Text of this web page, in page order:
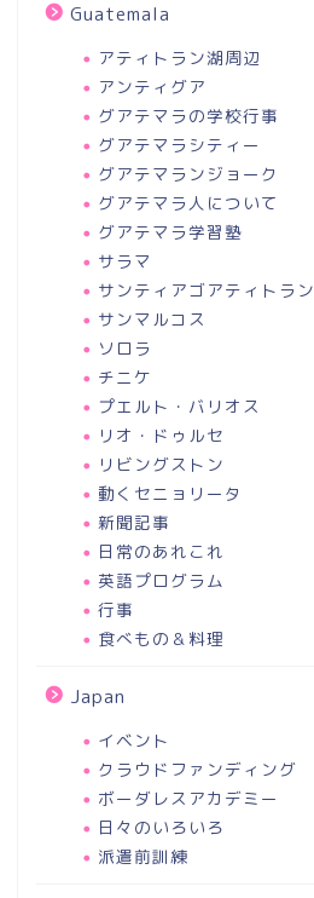
Guatemala
アティトラン湖周辺
アンティグア
グアテマラの学校行事
グアテマラシティー
グアテマランジョーク
グアテマラ人について
グアテマラ学習塾
サラマ
サンティアゴアティトラン
サンマルコス
ソロラ
チニケ
プエルト・バリオス
リオ・ドゥルセ
リビングストン
動くセニョリータ
新聞記事
日常のあれこれ
英語プログラム
行事
食べもの＆料理
Japan
イベント
クラウドファンディング
ボーダレスアカデミー
日々のいろいろ
派遣前訓練